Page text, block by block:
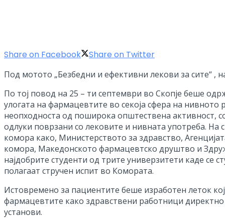
Share on Facebook Share on Twitter
Под мотото „Безбедни и ефективни лекови за сите“ ,
По тој повод на 25 – ти септември во Скопје беше
улогата на фармацевтите во секоја сфера на
неопходноста од поширока општествена активност,
одлуки поврзани со лековите и нивната употреба. На
комора како, Министерството за здравство,
комора, Македонското фармацевтско друштво и
најдобрите студенти од трите универзитети каде
полагаат стручен испит во Комората.
Истовремено за пациентите беше изработен леток
фармацевтите како здравствени работници директно
установи.